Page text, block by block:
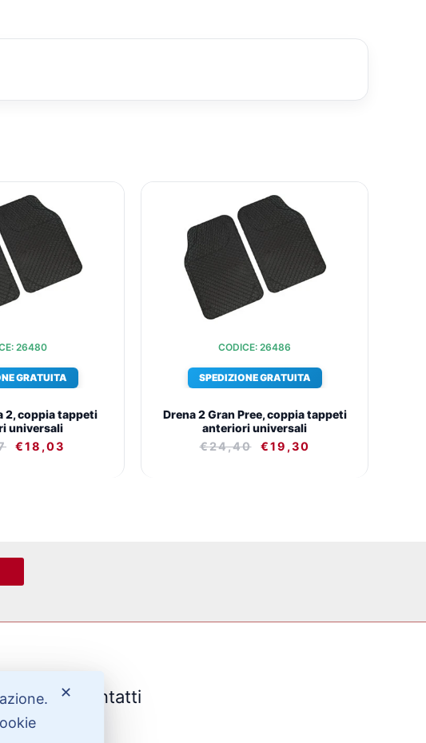
26480
GRATUITA
2, coppia tappeti
universali
PREZZO
ORIGINALE
€18,03
È:
€18,03.
CODICE: 26486
SPEDIZIONE GRATUITA
Drena 2 Gran Pree, coppia tappeti
anteriori universali
€24,40
PREZZO
ORIGINALE
€24,40.
€19,30
È:
€19,30.
Contatti
✕